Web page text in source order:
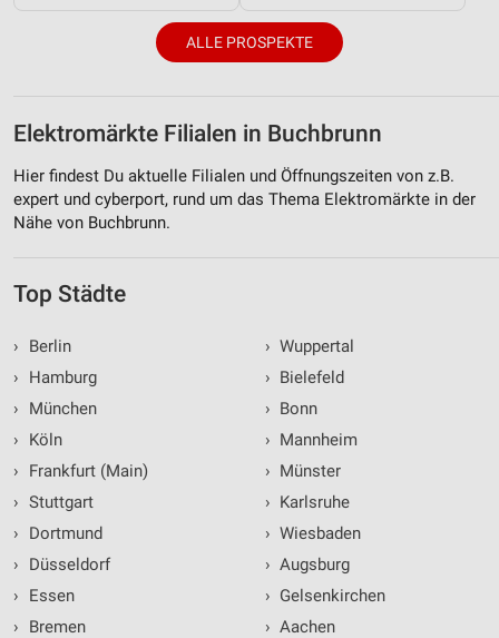
ALLE PROSPEKTE
Elektromärkte Filialen in Buchbrunn
Hier findest Du aktuelle Filialen und Öffnungszeiten von z.B.
expert und cyberport, rund um das Thema Elektromärkte in der
Nähe von Buchbrunn.
Top Städte
›
Berlin
›
Hamburg
›
München
›
Köln
›
Frankfurt (Main)
› Stuttgart
›
Dortmund
›
Düsseldorf
›
Essen
›
Bremen
› Wuppertal
› Bielefeld
› Bonn
› Mannheim
› Münster
› Karlsruhe
› Wiesbaden
› Augsburg
› Gelsenkirchen
› Aachen